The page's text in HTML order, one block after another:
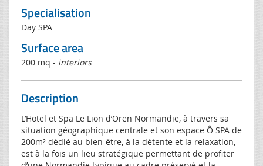
Specialisation
Day SPA
Surface area
200 mq - interiors
Description
L’Hotel et Spa Le Lion d’Oren Normandie, à travers sa
situation géographique centrale et son espace Ô SPA de
200m² dédié au bien-être, à la détente et la relaxation,
est à la fois un lieu stratégique permettant de profiter